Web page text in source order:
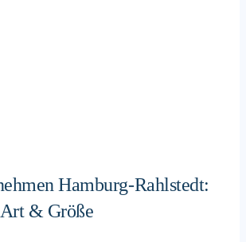
Hamburg-Rahlstedt:
& Größe